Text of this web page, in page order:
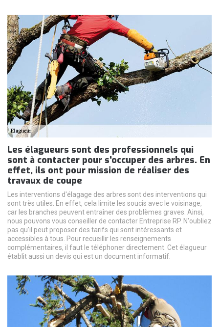
Les élagueurs sont des professionnels qui
sont à contacter pour s'occuper des arbres. En
effet, ils ont pour mission de réaliser des
travaux de coupe
Les interventions d'élagage des arbres sont des interventions qui
sont très utiles. En effet, cela limite les soucis avec le voisinage,
car les branches peuvent entraîner des problèmes graves. Ainsi,
nous pouvons vous conseiller de contacter Entreprise RP. N'oubliez
pas qu'il peut proposer des tarifs qui sont intéressants et
accessibles à tous. Pour recueillir les renseignements
complémentaires, il faut le téléphoner directement. Cet élagueur
établit aussi un devis qui est un document informatif.